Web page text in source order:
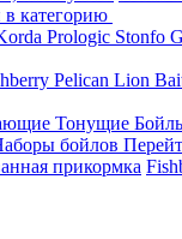
категорию
Prologic Stonfo
Pelican Lion
Тонущие
бойлов
прикормка